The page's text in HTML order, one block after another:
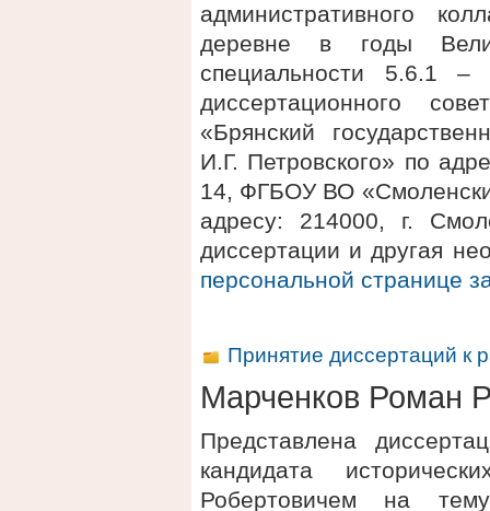
административного
деревне в годы
специальности 5.6.1 –
диссертационного
«Брянский
И.Г. Петровского» по
14, ФГБОУ ВО
адресу: 214000, г.
диссертации и другая
персональной странице
Принятие диссертаций к
Марченков Роман
Представлена
кандидата
Робертовичем на